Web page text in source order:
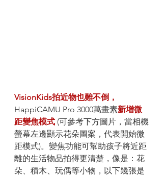
VisionKids拍近物也難不倒，
HappiCAMU Pro 3000萬畫素新增微
距變焦模式 (可參考下方圖片，當相機
螢幕左邊顯示花朵圖案，代表開始微
距模式)。變焦功能可幫助孩子將近距
離的生活物品拍得更清楚，像是：花
朵、積木、玩偶等小物，以下幾張是